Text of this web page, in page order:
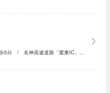
歩5分 / 名神高速道路「栗東IC」…